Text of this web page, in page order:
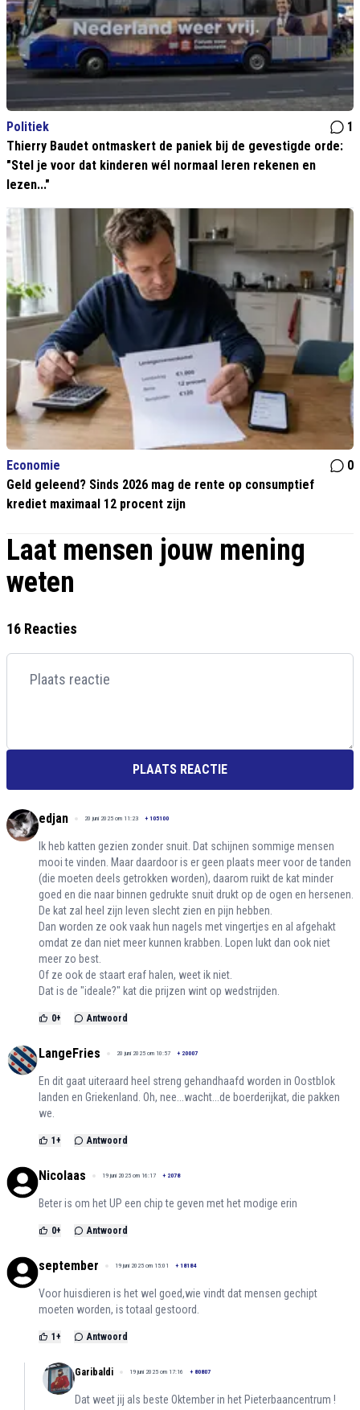
Politiek
1
Thierry Baudet ontmaskert de paniek bij de gevestigde orde:
"Stel je voor dat kinderen wél normaal leren rekenen en
lezen..."
Economie
0
Geld geleend? Sinds 2026 mag de rente op consumptief
krediet maximaal 12 procent zijn
Laat mensen jouw mening
weten
16 Reacties
PLAATS REACTIE
edjan 20 juni 2025 om 11:23 + 105100
Ik heb katten gezien zonder snuit. Dat schijnen sommige mensen
mooi te vinden. Maar daardoor is er geen plaats meer voor de tanden
(die moeten deels getrokken worden), daarom ruikt de kat minder
goed en die naar binnen gedrukte snuit drukt op de ogen en hersenen.
De kat zal heel zijn leven slecht zien en pijn hebben.
Dan worden ze ook vaak hun nagels met vingertjes en al afgehakt
omdat ze dan niet meer kunnen krabben. Lopen lukt dan ook niet
meer zo best.
Of ze ook de staart eraf halen, weet ik niet.
Dat is de "ideale?" kat die prijzen wint op wedstrijden.
0+ Antwoord
LangeFries 20 juni 2025 om 10:57 + 20007
En dit gaat uiteraard heel streng gehandhaafd worden in Oostblok
landen en Griekenland. Oh, nee...wacht...de boerderijkat, die pakken
we.
1+ Antwoord
Nicolaas 19 juni 2025 om 16:17 + 2078
Beter is om het UP een chip te geven met het modige erin
0+ Antwoord
september 19 juni 2025 om 15:01 + 18184
Voor huisdieren is het wel goed,wie vindt dat mensen gechipt
moeten worden, is totaal gestoord.
1+ Antwoord
Garibaldi 19 juni 2025 om 17:16 + 80807
Dat weet jij als beste Oktember in het Pieterbaancentrum !